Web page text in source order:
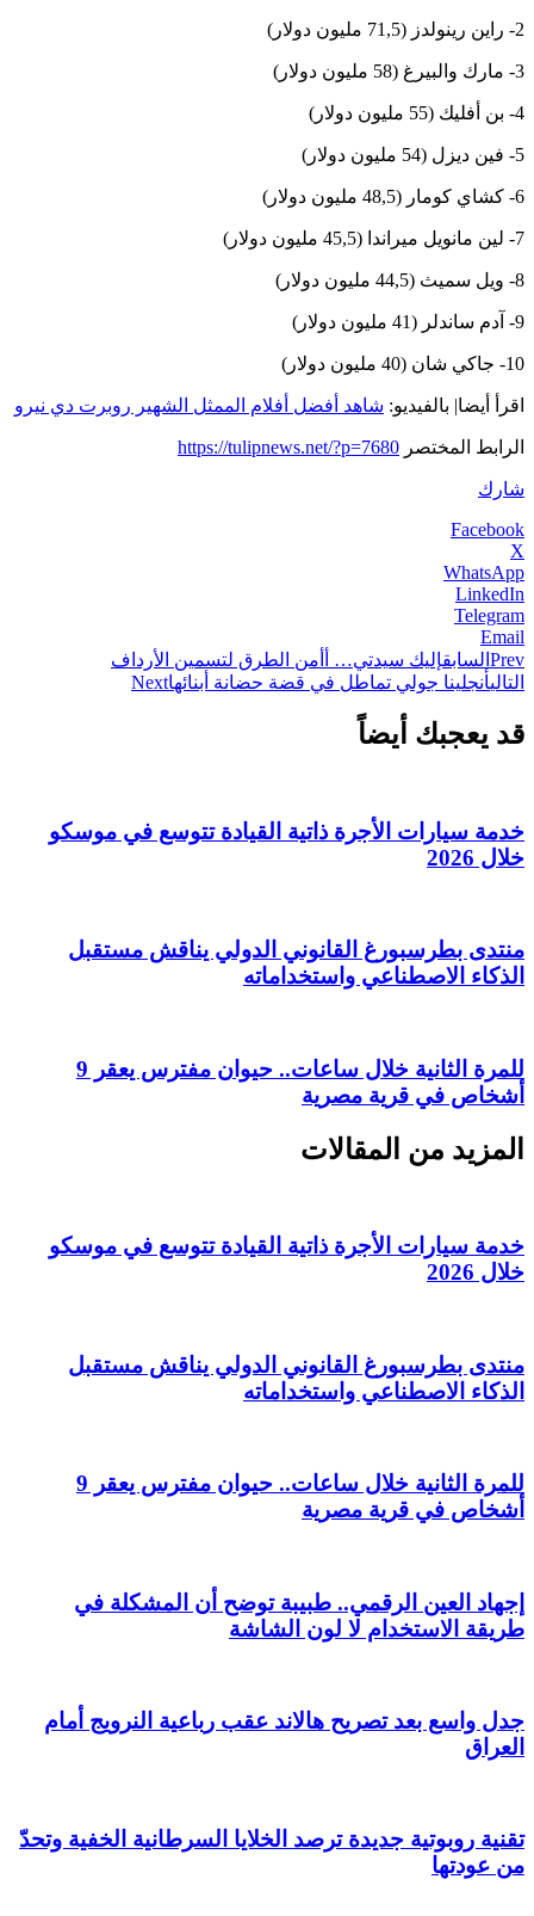
2- راين رينولدز (71,5 مليون دولار)
3- مارك والبيرغ (58 مليون دولار)
4- بن أفليك (55 مليون دولار)
5- فين ديزل (54 مليون دولار)
6- كشاي كومار (48,5 مليون دولار)
7- لين مانويل ميراندا (45,5 مليون دولار)
8- ويل سميث (44,5 مليون دولار)
9- آدم ساندلر (41 مليون دولار)
10- جاكي شان (40 مليون دولار)
اقرأ أيضا| بالفيديو: شاهد أفضل أفلام الممثل الشهير روبرت دي نيرو
الرابط المختصر https://tulipnews.net/?p=7680
شارك
Facebook
X
WhatsApp
LinkedIn
Telegram
Email
Prev السابقإليك سيدتي… أأمن الطرق لتسمين الأرداف
التاليأنجلينا جولي تماطل في قضة حضانة أبنائهاNext
قد يعجبك أيضاً
خدمة سيارات الأجرة ذاتية القيادة تتوسع في موسكو
خلال 2026
منتدى بطرسبورغ القانوني الدولي يناقش مستقبل
الذكاء الاصطناعي واستخداماته
للمرة الثانية خلال ساعات.. حيوان مفترس يعقر 9
أشخاص في قرية مصرية
المزيد من المقالات
خدمة سيارات الأجرة ذاتية القيادة تتوسع في موسكو
خلال 2026
منتدى بطرسبورغ القانوني الدولي يناقش مستقبل
الذكاء الاصطناعي واستخداماته
للمرة الثانية خلال ساعات.. حيوان مفترس يعقر 9
أشخاص في قرية مصرية
إجهاد العين الرقمي.. طبيبة توضح أن المشكلة في
طريقة الاستخدام لا لون الشاشة
جدل واسع بعد تصريح هالاند عقب رباعية النرويج أمام
العراق
تقنية روبوتية جديدة ترصد الخلايا السرطانية الخفية وتحدّ
من عودتها